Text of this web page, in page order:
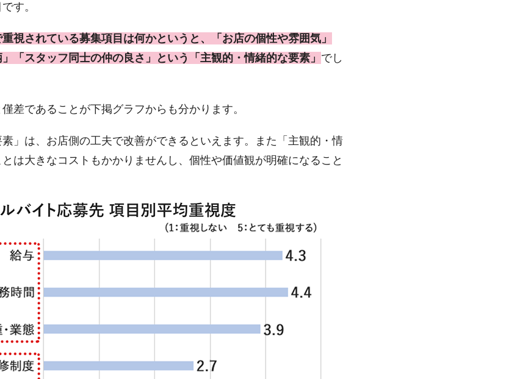
す。
視されている募集項目は何かというと、「お店の個性や雰囲気」
「スタッフ同士の仲の良さ」という「主観的・情緒的な要素」 でし
差であることが下掲グラフからも分かります。
」は、お店側の工夫で改善ができるといえます。また「主観的・情
は大きなコストもかかりませんし、個性や価値観が明確になること